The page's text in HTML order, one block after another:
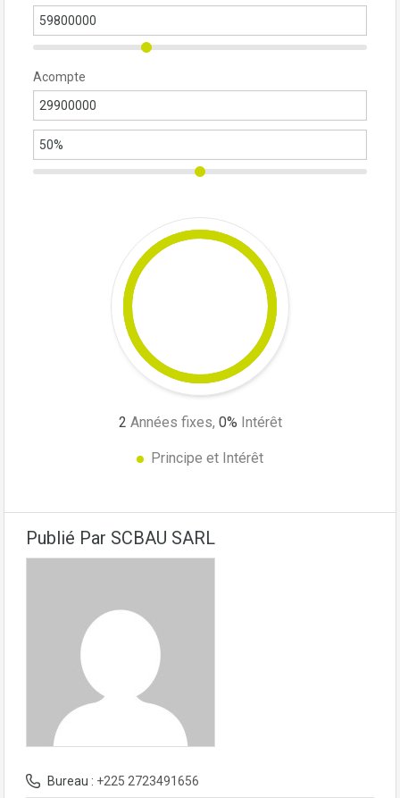
Acompte
2 Années fixes, 0% Intérêt
Principe et Intérêt
Publié Par SCBAU SARL
Bureau : +225 2723491656